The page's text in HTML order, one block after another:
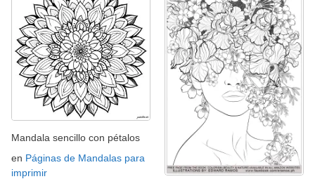
Mandala sencillo con pétalos
en Páginas de Mandalas para
imprimir